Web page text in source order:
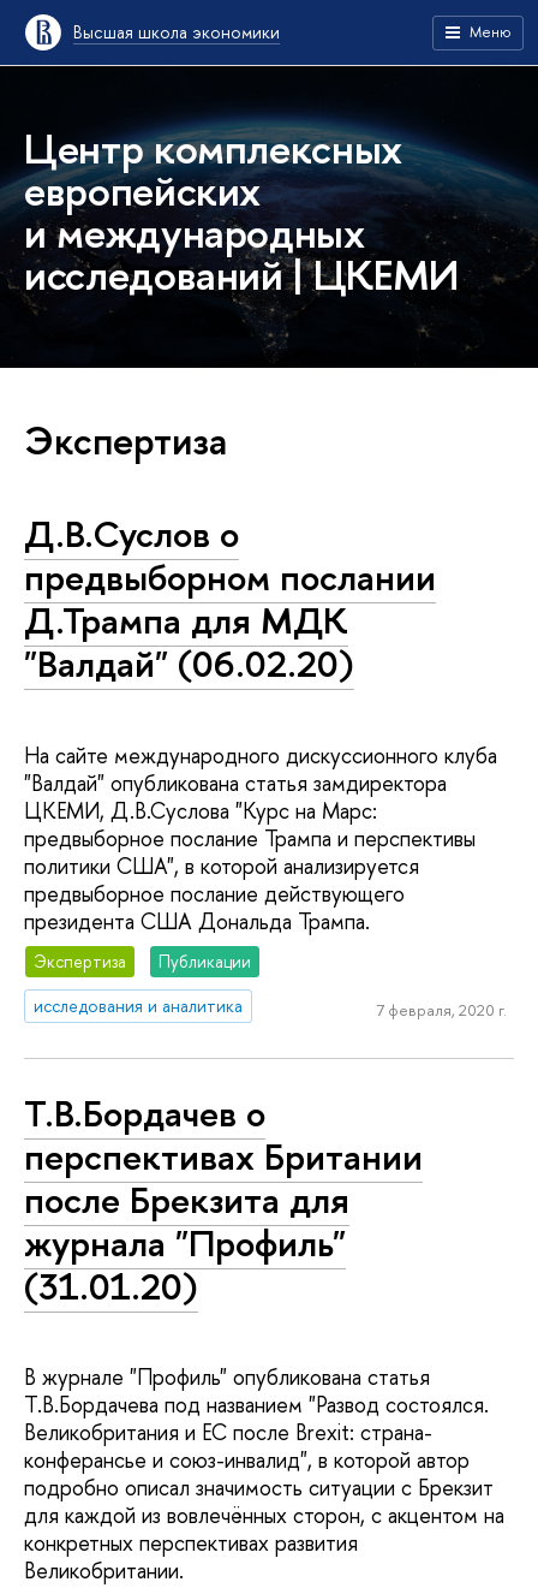
Высшая школа экономики Меню
Центр комплексных
европейских
и международных
исследований | ЦКЕМИ
Экспертиза
Д.В.Суслов о
предвыборном послании
Д.Трампа для МДК
"Валдай" (06.02.20)
На сайте международного дискуссионного клуба
"Валдай" опубликована статья замдиректора
ЦКЕМИ, Д.В.Суслова "Курс на Марс:
предвыборное послание Трампа и перспективы
политики США", в которой анализируется
предвыборное послание действующего
президента США Дональда Трампа.
Экспертиза
Публикации
исследования и аналитика
7 февраля, 2020 г.
Т.В.Бордачев о
перспективах Британии
после Брекзита для
журнала "Профиль"
(31.01.20)
В журнале "Профиль" опубликована статья
Т.В.Бордачева под названием "Развод состоялся.
Великобритания и ЕС после Brexit: страна-
конферансье и союз-инвалид", в которой автор
подробно описал значимость ситуации с Брекзит
для каждой из вовлечённых сторон, с акцентом на
конкретных перспективах развития
Великобритании.